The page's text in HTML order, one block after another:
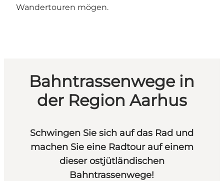
Wandertouren mögen.
Bahntrassenwege in
der Region Aarhus
Schwingen Sie sich auf das Rad und
machen Sie eine Radtour auf einem
dieser ostjütländischen
Bahntrassenwege!